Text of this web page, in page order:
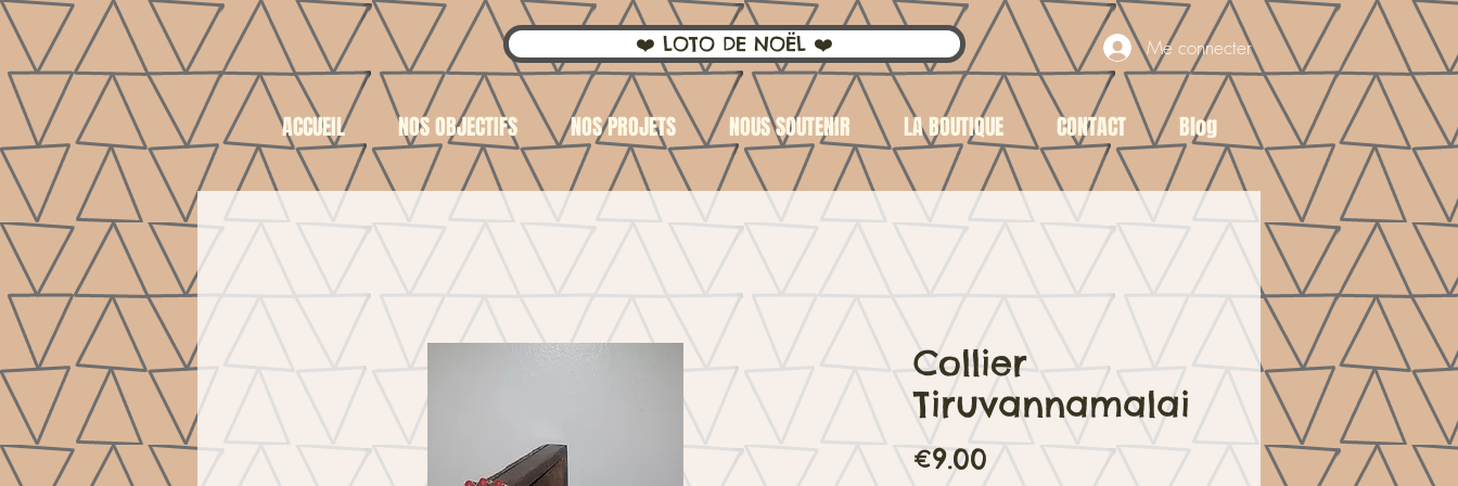
❤️ LOTO DE NOËL ❤️ Me connecter
ACCUEIL NOS OBJECTIFS NOS PROJETS NOUS SOUTENIR LA BOUTIQUE CONTACT Blog
Collier
Tiruvannamalai
€9.00Price